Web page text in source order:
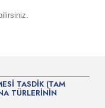
TASDİK (TAM
TÜRLERİNİN